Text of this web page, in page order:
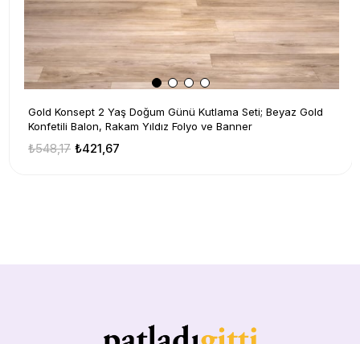
Gold Konsept 2 Yaş Doğum Günü Kutlama Seti; Beyaz Gold
Konfetili Balon, Rakam Yıldız Folyo ve Banner
₺421,67
₺548,17